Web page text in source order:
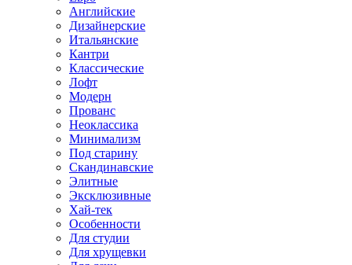
Английские
Дизайнерские
Итальянские
Кантри
Классические
Лофт
Модерн
Прованс
Неоклассика
Минимализм
Под старину
Скандинавские
Элитные
Эксклюзивные
Хай-тек
Особенности
Для студии
Для хрущевки